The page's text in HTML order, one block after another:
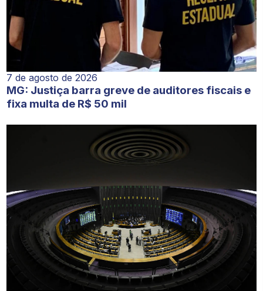
7 de agosto de 2026
MG: Justiça barra greve de auditores fiscais e
fixa multa de R$ 50 mil